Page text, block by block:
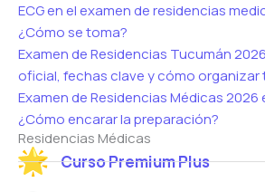
ECG en el examen de residencias
¿Cómo se toma?
Examen de Residencias Tucumán
oficial, fechas clave y cómo organizar
Examen de Residencias Médicas 2026
¿Cómo encarar la preparación?
Residencias Médicas
Curso Premium Plus